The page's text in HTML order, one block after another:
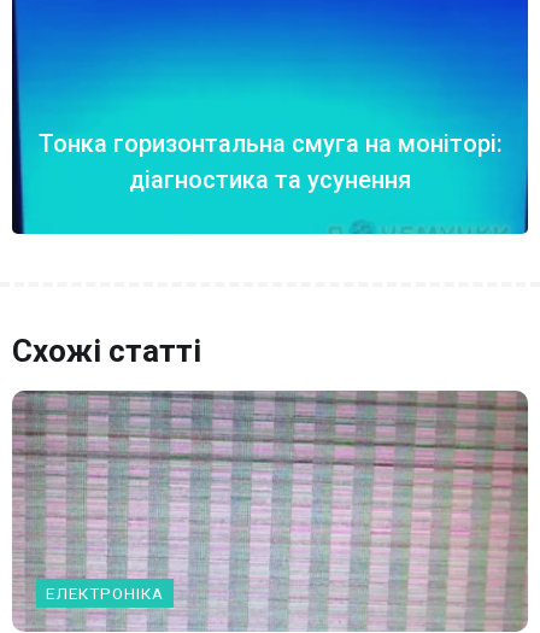
Тонка горизонтальна смуга на моніторі:
діагностика та усунення
Схожі статті
ЕЛЕКТРОНІКА